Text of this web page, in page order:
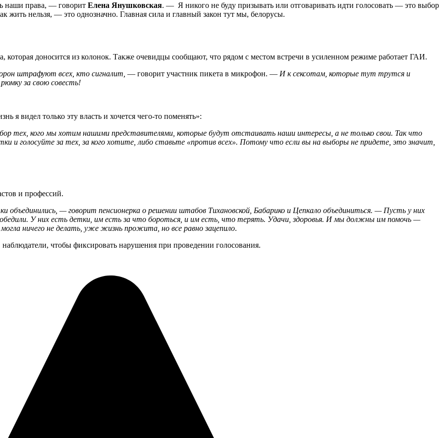
наши права, — говорит Елена Янушковская. — Я никого не буду призывать или отговаривать идти голосовать — это выбор
жить нельзя, — это однозначно. Главная сила и главный закон тут мы, белорусы.
которая доносится из колонок. Также очевидцы сообщают, что рядом с местом встречи в усиленном режиме работает ГАИ.
штрафуют всех, кто сигналит, — говорит участник пикета в микрофон. — И к сексотам, которые тут трутся и
за свою совесть!
я видел только эту власть и хочется чего-то поменять»:
тех, кого мы хотим нашими представителями, которые будут отстаивать наши интересы, а не только свои. Так что
и голосуйте за тех, за кого хотите, либо ставьте «против всех». Потому что если вы на выборы не придете, это значит,
и профессий.
объединились, — говорит пенсионерка о решении штабов Тихановской, Бабарико и Цепкало объединиться. — Пусть у них
У них есть детки, им есть за что бороться, и им есть, что терять. Удачи, здоровья. И мы должны им помочь —
ничего не делать, уже жизнь прожита, но все равно зацепило.
чтобы фиксировать нарушения при проведении голосования.